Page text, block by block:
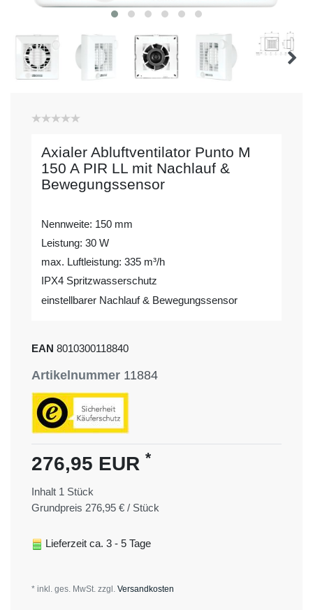
Axialer Abluftventilator Punto M
150 A PIR LL mit Nachlauf &
Bewegungssensor
Nennweite: 150 mm
Leistung: 30 W
max. Luftleistung: 335 m³/h
IPX4 Spritzwasserschutz
einstellbarer Nachlauf & Bewegungssensor
EAN 8010300118840
Artikelnummer 11884
276,95 EUR *
Inhalt 1 Stück
Grundpreis 276,95 € / Stück
Lieferzeit ca. 3 - 5 Tage
* inkl. ges. MwSt. zzgl. Versandkosten